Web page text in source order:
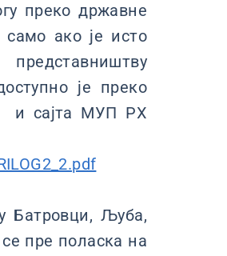
преко државне
само ако је исто
је преко
и сајта МУП РХ
Батровци, Љуба,
пре поласка на